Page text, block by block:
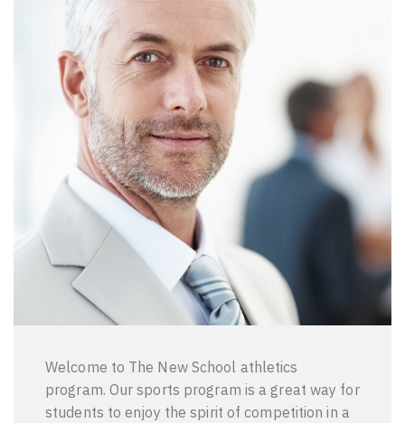
Welcome to The New School athletics
program. Our sports program is a great way for
students to enjoy the spirit of competition in a